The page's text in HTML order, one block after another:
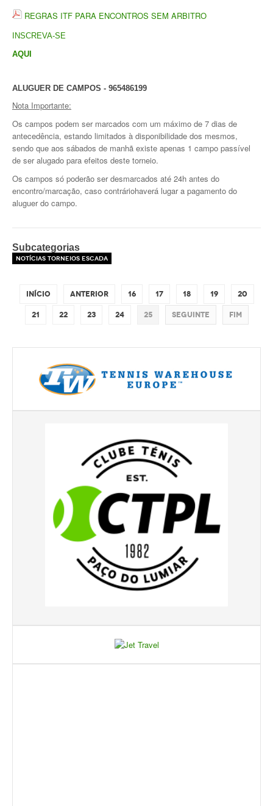
Torneios Oficiais
Torneios Escada
Notícias do Clube
Notícias Torneio Escada
Entrevistas
Fotografias
Galeria 2016
Torneio Jovens Esperanças VIII
Interclubes 2016
Open Luis Alves
Torneios Inverno e Natal
Torneio Social de Inverno
Masters Revor 2017
Torneio Super Jovem V
REGRAS ITF PARA ENCONTROS SEM ARBITRO
INSCREVA-SE
AQUI
ALUGUER DE CAMPOS - 965486199
Nota Importante:
Os campos podem ser marcados com um máximo de 7 dias de
antecedência, estando limitados à disponibilidade dos mesmos,
sendo que aos sábados de manhã existe apenas 1 campo passível
de ser alugado para efeitos deste torneio.
Os campos só poderão ser desmarcados até 24h antes do
encontro/marcação, caso contráriohaverá lugar a pagamento do
aluguer do campo.
Subcategorias
Notícias Torneios Escada
Início Anterior 16 17 18 19 20
21 22 23 24 25 Seguinte Fim